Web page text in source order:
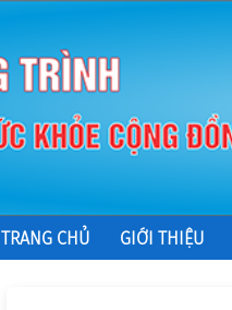
TRANG CHỦ GIỚI THIỆU